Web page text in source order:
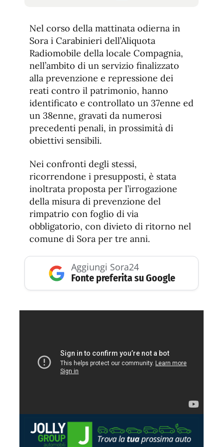
de
fuente
de
fuente.
Nel corso della mattinata odierna in
Sora i Carabinieri dell’Aliquota
Radiomobile della locale Compagnia,
nell’ambito di un servizio finalizzato
alla prevenzione e repressione dei
reati contro il patrimonio, hanno
identificato e controllato un 37enne ed
un 38enne, gravati da numerosi
precedenti penali, in prossimità di
obiettivi sensibili.
Nei confronti degli stessi,
ricorrendone i presupposti, è stata
inoltrata proposta per l’irrogazione
della misura di prevenzione del
rimpatrio con foglio di via
obbligatorio, con divieto di ritorno nel
comune di Sora per tre anni.
Aggiungi Sora24
Fonte preferita su Google